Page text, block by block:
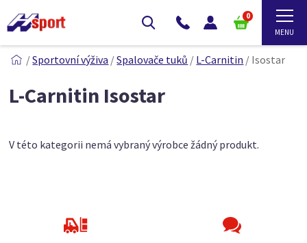
0
/Sportovní výživa /Spalovače tuků / L-Carnitin / Isostar
L-Carnitin Isostar
V této kategorii nemá vybraný výrobce žádný produkt.